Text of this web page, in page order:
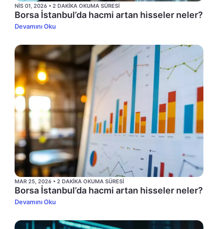
NIS 01, 2026 • 2 DAKIKA OKUMA SÜRESI
Borsa İstanbul’da hacmi artan hisseler neler?
Devamını Oku
MAR 25, 2026 • 2 DAKIKA OKUMA SÜRESI
Borsa İstanbul’da hacmi artan hisseler neler?
Devamını Oku